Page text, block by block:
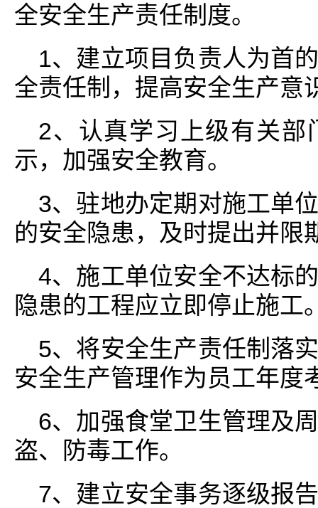
全安全生产责任制度。
1、建立项目负责人为首
全责任制，提高安全生产意
2、认真学习上级有关部
示，加强安全教育。
3、驻地办定期对施工单
的安全隐患，及时提出并限
4、施工单位安全不达标
隐患的工程应立即停止施工
5、将安全生产责任制落
安全生产管理作为员工年度
6、加强食堂卫生管理及
盗、防毒工作。
7、建立安全事务逐级报